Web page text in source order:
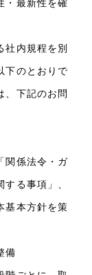
・最新性を確
社内規程を別
下のとおりで
、下記のお問
関係法令・ガ
る事項」、
基本方針を策
備